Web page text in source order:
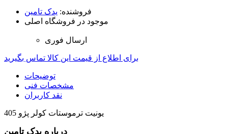
فروشنده: یدک تامین
موجود در فروشگاه اصلی
ارسال فوری
برای اطلاع از قیمت این کالا تماس بگیرید
توضیحات
مشخصات فنی
نقد کاربران
یونیت ترموستات کولر پژو 405
درباره یدک تامین